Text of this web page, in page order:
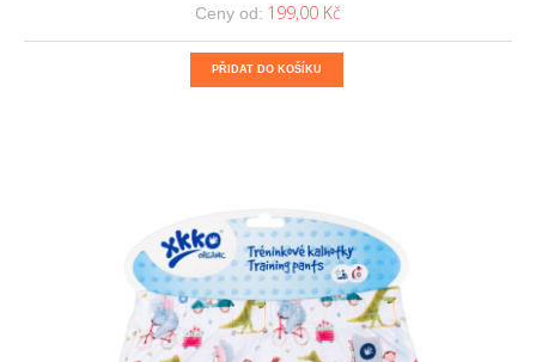
Ceny od: 199,00 Kč
PŘIDAT DO KOŠÍKU